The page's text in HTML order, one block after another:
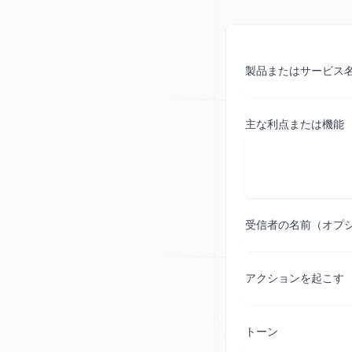
製品またはサービス
主な利点または機能
受信者の名前（オプ
アクションを起こす
トーン